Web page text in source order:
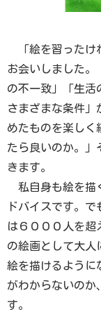
「絵を習ったけ
お会いしました。
の不一致」「生活
さまざまな条件」
めたものを楽しく
たら良いのか。」
きます。
私自身も絵を描
ドバイスです。
は６０００人を超
の絵画として大人
絵を描けるように
がわからないのか
す。